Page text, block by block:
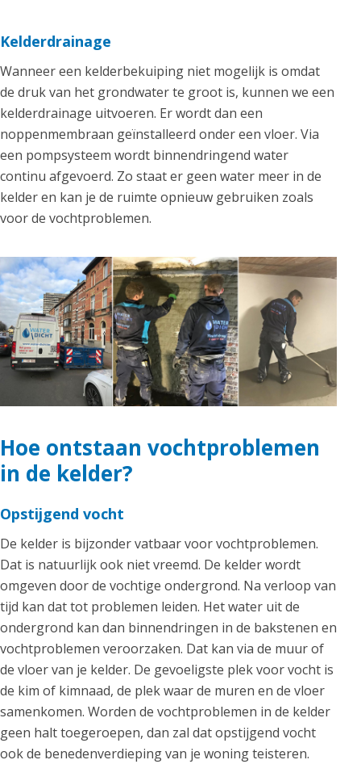
Kelderdrainage
Wanneer een kelderbekuiping niet mogelijk is omdat
de druk van het grondwater te groot is, kunnen we een
kelderdrainage uitvoeren. Er wordt dan een
noppenmembraan geïnstalleerd onder een vloer. Via
een pompsysteem wordt binnendringend water
continu afgevoerd. Zo staat er geen water meer in de
kelder en kan je de ruimte opnieuw gebruiken zoals
voor de vochtproblemen.
Hoe ontstaan vochtproblemen
in de kelder?
Opstijgend vocht
De kelder is bijzonder vatbaar voor vochtproblemen.
Dat is natuurlijk ook niet vreemd. De kelder wordt
omgeven door de vochtige ondergrond. Na verloop van
tijd kan dat tot problemen leiden. Het water uit de
ondergrond kan dan binnendringen in de bakstenen en
vochtproblemen veroorzaken. Dat kan via de muur of
de vloer van je kelder. De gevoeligste plek voor vocht is
de kim of kimnaad, de plek waar de muren en de vloer
samenkomen. Worden de vochtproblemen in de kelder
geen halt toegeroepen, dan zal dat opstijgend vocht
ook de benedenverdieping van je woning teisteren.